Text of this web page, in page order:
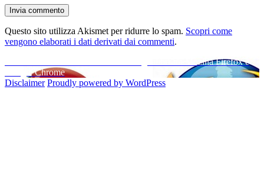
Questo sito utilizza Akismet per ridurre lo spam. Scopri come
vengono elaborati i dati derivati dai commenti.
Navigazione
articoli
Come trasferire tutti i segnalibri fra Mozilla Firefox e
Google Chrome
Disclaimer Proudly powered by WordPress